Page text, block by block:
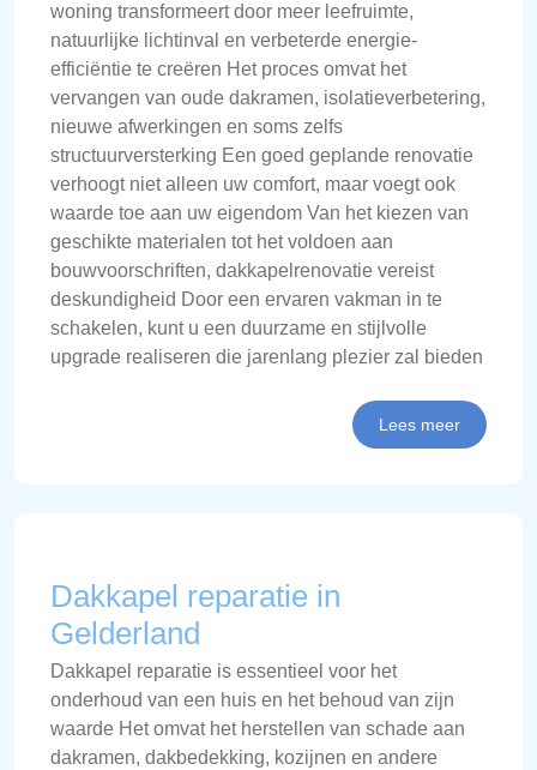
woning transformeert door meer leefruimte,
natuurlijke lichtinval en verbeterde energie-
efficiëntie te creëren Het proces omvat het
vervangen van oude dakramen, isolatieverbetering,
nieuwe afwerkingen en soms zelfs
structuurversterking Een goed geplande renovatie
verhoogt niet alleen uw comfort, maar voegt ook
waarde toe aan uw eigendom Van het kiezen van
geschikte materialen tot het voldoen aan
bouwvoorschriften, dakkapelrenovatie vereist
deskundigheid Door een ervaren vakman in te
schakelen, kunt u een duurzame en stijlvolle
upgrade realiseren die jarenlang plezier zal bieden
Lees meer
Dakkapel reparatie in
Gelderland
Dakkapel reparatie is essentieel voor het
onderhoud van een huis en het behoud van zijn
waarde Het omvat het herstellen van schade aan
dakramen, dakbedekking, kozijnen en andere